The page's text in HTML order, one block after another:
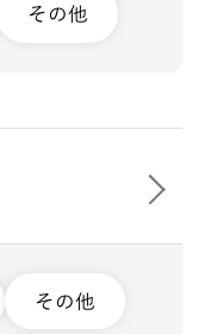
その他
その他